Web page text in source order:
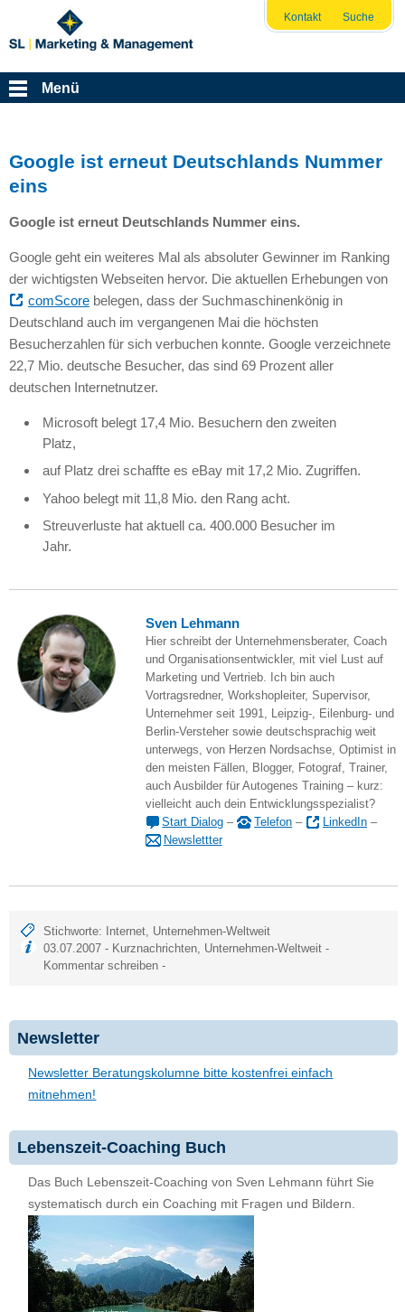
Kontakt Suche
Menü
Google ist erneut Deutschlands Nummer
eins
Google ist erneut Deutschlands Nummer eins.
Google geht ein weiteres Mal als absoluter Gewinner im Ranking
der wichtigsten Webseiten hervor. Die aktuellen Erhebungen von
comScorebelegen, dass der Suchmaschinenkönig in
Deutschland auch im vergangenen Mai die höchsten
Besucherzahlen für sich verbuchen konnte. Google verzeichnete
22,7 Mio. deutsche Besucher, das sind 69 Prozent aller
deutschen Internetnutzer.
Microsoft belegt 17,4 Mio. Besuchern den zweiten
Platz,
auf Platz drei schaffte es eBay mit 17,2 Mio. Zugriffen.
Yahoo belegt mit 11,8 Mio. den Rang acht.
Streuverluste hat aktuell ca. 400.000 Besucher im
Jahr.
Sven Lehmann
Hier schreibt der Unternehmensberater, Coach
und Organisationsentwickler, mit viel Lust auf
Marketing und Vertrieb. Ich bin auch
Vortragsredner, Workshopleiter, Supervisor,
Unternehmer seit 1991, Leipzig-, Eilenburg- und
Berlin-Versteher sowie deutschsprachig weit
unterwegs, von Herzen Nordsachse, Optimist in
den meisten Fällen, Blogger, Fotograf, Trainer,
auch Ausbilder für Autogenes Training – kurz:
vielleicht auch dein Entwicklungsspezialist?
Start Dialog – Telefon – LinkedIn –
Newslettter
Stichworte: Internet Unternehmen-Weltweit
03.07.2007 - Kurznachrichten Unternehmen-Weltweit -
Kommentar schreiben -
Newsletter
Newsletter Beratungskolumne bitte kostenfrei einfach
mitnehmen!
Lebenszeit-Coaching Buch
Das Buch Lebenszeit-Coaching von Sven Lehmann führt Sie
systematisch durch ein Coaching mit Fragen und Bildern.